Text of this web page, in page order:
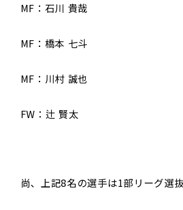
MF：石川 貴哉
MF：橋本 七斗
MF：川村 誠也
FW：辻 賢太
尚、上記8名の選手は1部リーグ選